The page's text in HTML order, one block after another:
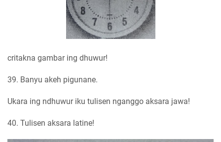
critakna gambar ing dhuwur!
39. Banyu akeh pigunane.
Ukara ing ndhuwur iku tulisen nganggo aksara jawa!
40. Tulisen aksara latine!